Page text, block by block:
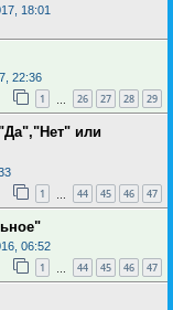
18:01
22:36
1 26 27 28 29
или
1 44 45 46 47
06:52
1 44 45 46 47